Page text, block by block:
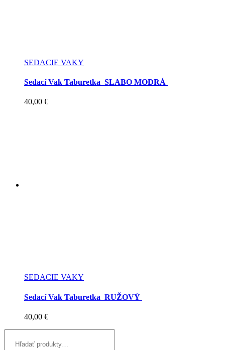
SEDACIE VAKY
Sedací Vak Taburetka SLABO MODRÁ
40,00 €
SEDACIE VAKY
Sedací Vak Taburetka RUŽOVÝ
40,00 €